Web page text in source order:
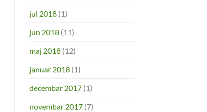
jul 2018(1)
jun 2018(11)
maj 2018(12)
januar 2018(1)
decembar 2017(1)
novembar 2017(7)